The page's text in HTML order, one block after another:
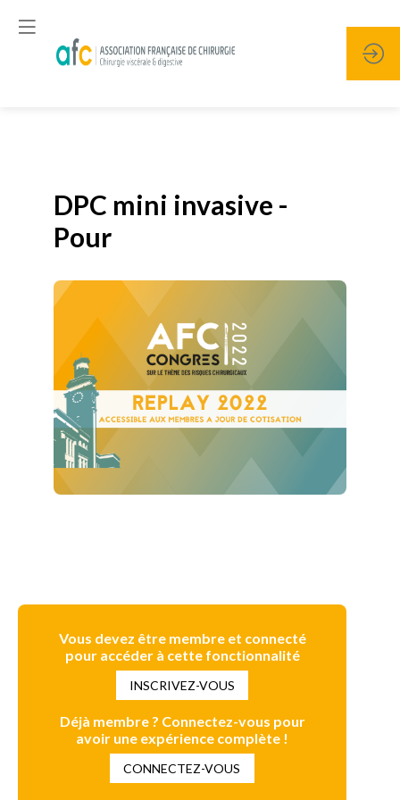
DPC mini invasive -
Pour
Vous devez être membre et connecté
pour accéder à cette fonctionnalité
INSCRIVEZ-VOUS
Déjà membre ? Connectez-vous pour
avoir une expérience complète !
CONNECTEZ-VOUS